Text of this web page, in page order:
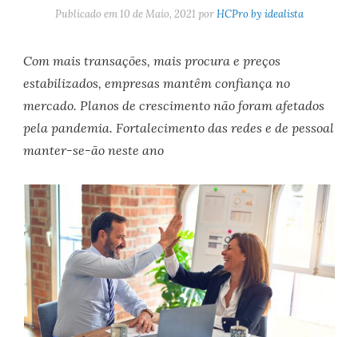
Publicado em 10 de Maio, 2021 porHCPro by idealista
Com mais transações, mais procura e preços
estabilizados, empresas mantêm confiança no
mercado. Planos de crescimento não foram afetados
pela pandemia. Fortalecimento das redes e de pessoal
manter-se-ão neste ano